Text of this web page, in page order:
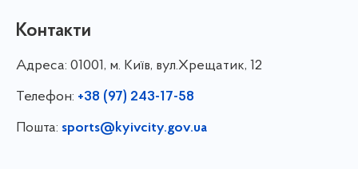
Контакти
Адреса: 01001, м. Київ, вул.Хрещатик, 12
Телефон: +38 (97) 243-17-58
Пошта: sports@kyivcity.gov.ua